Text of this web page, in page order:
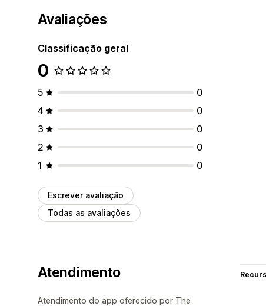
Avaliações
Classificação geral
0
5
0
4
0
3
0
2
0
1
0
Escrever avaliação
Todas as avaliações
Atendimento
Atendimento do app oferecido por The